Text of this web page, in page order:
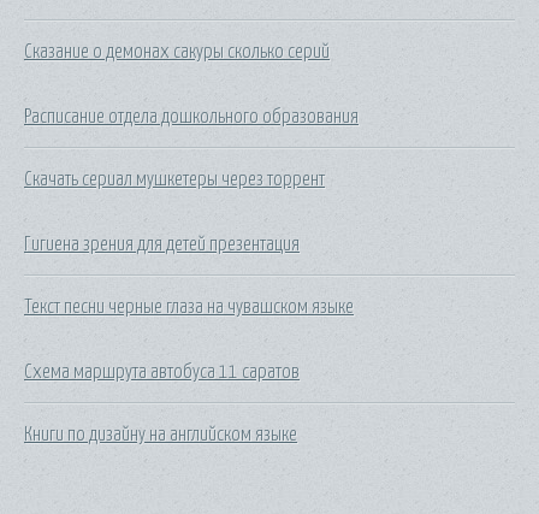
Сказание о демонах сакуры сколько серий
Расписание отдела дошкольного образования
Скачать сериал мушкетеры через торрент
Гигиена зрения для детей презентация
Текст песни черные глаза на чувашском языке
Схема маршрута автобуса 11 саратов
Книги по дизайну на английском языке